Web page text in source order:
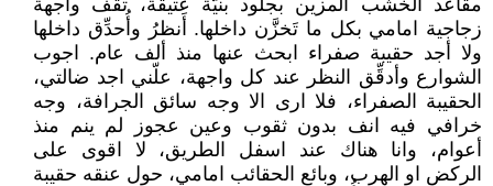
مقاعد الخشب المزين بجلود بنيّة عتيقة، تقف واجهة
زجاجية امامي بكل ما تَخزَّن داخلها. أَنظرُ وأُحدِّق داخلها
ولا أجد حقيبة صفراء ابحث عنها منذ ألف عام. اجوب
الشوارع وأدقِّق النظر عند كل واجهة، علّني اجد ضالتي،
الحقيبة الصفراء، فلا ارى الا وجه سائق الجرافة، وجه
خرافي فيه انف بدون ثقوب وعين عجوز لم ينم منذ
أعوام، وانا هناك عند اسفل الطريق، لا اقوى على
الركض او الهرب، وبائع الحقائب امامي، حول عنقه حقيبة